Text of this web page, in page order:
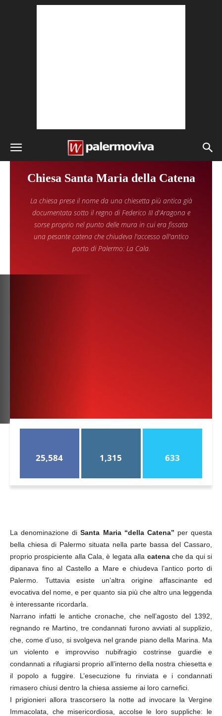
Chiesa Santa Maria della Catena
La chiesa prese il nome da una chiesetta più antica già
documentata sotto il regno di Federico III d'Aragona e
sorse proprio nel punto delle mura in cui era fissata
una pesante catena che chiudeva l'accesso all'antico
porto di Palermo: La Cala.
25,584 1,315 633
La denominazione diSanta Maria “della Catena” per questa
bella chiesa di Palermo situata nella parte bassa del Cassaro,
proprio prospiciente alla Cala, è legata alla catenache da qui si
dipanava fino al Castello a Mare e chiudeva l’antico porto di
Palermo. Tuttavia esiste un’altra origine affascinante ed
evocativa del nome, e per quanto sia più che altro una leggenda
è interessante ricordarla.
Narrano infatti le antiche cronache, che nell’agosto del 1392,
regnando re Martino, tre condannati furono avviati al supplizio,
che, come d’uso, si svolgeva nel grande piano della Marina. Ma
un violento e improvviso nubifragio costrinse guardie e
condannati a rifugiarsi proprio all’interno della nostra chiesetta e
il popolo a fuggire. L’esecuzione fu rinviata e i condannati
rimasero chiusi dentro la chiesa assieme ai loro carnefici.
I prigionieri allora trascorsero la notte ad invocare la Vergine
Immacolata, che misericordiosa, accolse le loro suppliche: le